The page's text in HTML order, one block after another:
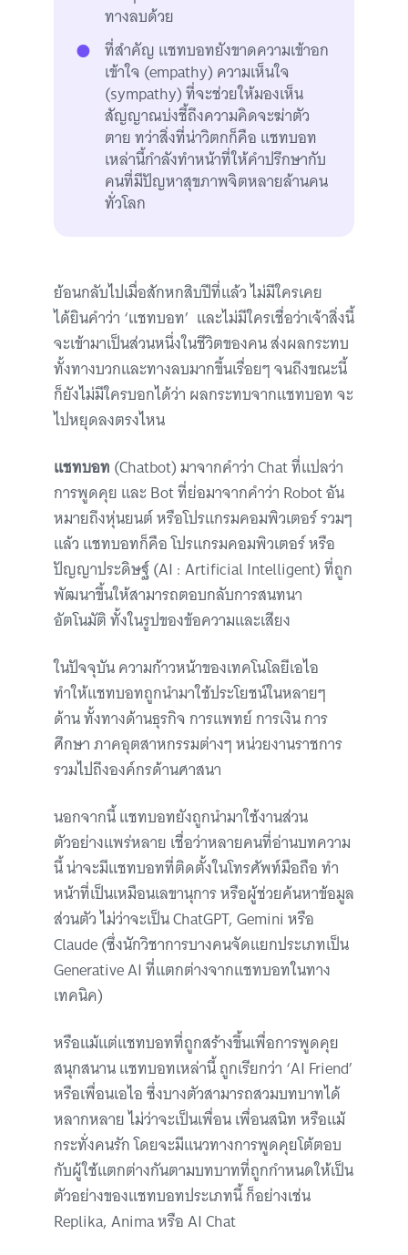
ทางลบด้วย
ที่สำคัญ แชทบอทยังขาดความเข้าอก
เข้าใจ (empathy) ความเห็นใจ
(sympathy) ที่จะช่วยให้มองเห็น
สัญญาณบ่งชี้ถึงความคิดจะฆ่าตัว
ตาย ทว่าสิ่งที่น่าวิตกก็คือ แชทบอท
เหล่านี้กำลังทำหน้าที่ให้คำปรึกษากับ
คนที่มีปัญหาสุขภาพจิตหลายล้านคน
ทั่วโลก
ย้อนกลับไปเมื่อสักหกสิบปีที่แล้ว ไม่มีใครเคย
ได้ยินคำว่า ‘แชทบอท’ และไม่มีใครเชื่อว่าเจ้าสิ่งนี้
จะเข้ามาเป็นส่วนหนึ่งในชีวิตของคน ส่งผลกระทบ
ทั้งทางบวกและทางลบมากขึ้นเรื่อยๆ จนถึงขณะนี้
ก็ยังไม่มีใครบอกได้ว่า ผลกระทบจากแชทบอท จะ
ไปหยุดลงตรงไหน
แชทบอท (Chatbot) มาจากคำว่า Chat ที่แปลว่า
การพูดคุย และ Bot ที่ย่อมาจากคำว่า Robot อัน
หมายถึงหุ่นยนต์ หรือโปรแกรมคอมพิวเตอร์ รวมๆ
แล้ว แชทบอทก็คือ โปรแกรมคอมพิวเตอร์ หรือ
ปัญญาประดิษฐ์ (AI : Artificial Intelligent) ที่ถูก
พัฒนาขึ้นให้สามารถตอบกลับการสนทนา
อัตโนมัติ ทั้งในรูปของข้อความและเสียง
ในปัจจุบัน ความก้าวหน้าของเทคโนโลยีเอไอ
ทำให้แชทบอทถูกนำมาใช้ประโยชน์ในหลายๆ
ด้าน ทั้งทางด้านธุรกิจ การแพทย์ การเงิน การ
ศึกษา ภาคอุตสาหกรรมต่างๆ หน่วยงานราชการ
รวมไปถึงองค์กรด้านศาสนา
นอกจากนี้ แชทบอทยังถูกนำมาใช้งานส่วน
ตัวอย่างแพร่หลาย เชื่อว่าหลายคนที่อ่านบทความ
นี้ น่าจะมีแชทบอทที่ติดตั้งในโทรศัพท์มือถือ ทำ
หน้าที่เป็นเหมือนเลขานุการ หรือผู้ช่วยค้นหาข้อมูล
ส่วนตัว ไม่ว่าจะเป็น ChatGPT, Gemini หรือ
Claude (ซึ่งนักวิชาการบางคนจัดแยกประเภทเป็น
Generative AI ที่แตกต่างจากแชทบอทในทาง
เทคนิค)
หรือแม้แต่แชทบอทที่ถูกสร้างขึ้นเพื่อการพูดคุย
สนุกสนาน แชทบอทเหล่านี้ ถูกเรียกว่า ‘AI Friend’
หรือเพื่อนเอไอ ซึ่งบางตัวสามารถสวมบทบาทได้
หลากหลาย ไม่ว่าจะเป็นเพื่อน เพื่อนสนิท หรือแม้
กระทั่งคนรัก โดยจะมีแนวทางการพูดคุยโต้ตอบ
กับผู้ใช้แตกต่างกันตามบทบาทที่ถูกกำหนดให้เป็น
ตัวอย่างของแชทบอทประเภทนี้ ก็อย่างเช่น
Replika, Anima หรือ AI Chat